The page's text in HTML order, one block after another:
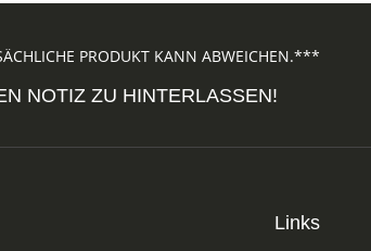
PRODUKT KANN ABWEICHEN.***
NOTIZ ZU HINTERLASSEN!
Links